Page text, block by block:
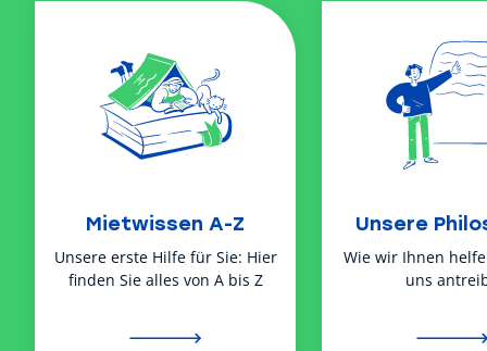
Mietwissen A-Z
Unsere erste Hilfe für Sie: Hier
finden Sie alles von A bis Z
Unsere
Wie wir Ihnen
uns